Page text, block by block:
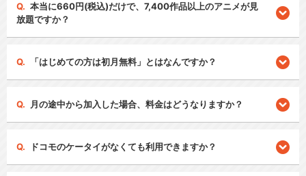
本当に660円(税込)だけで、7,400作品以上のアニメが見
放題ですか？
「はじめての方は初月無料」とはなんですか？
月の途中から加入した場合、料金はどうなりますか？
ドコモのケータイがなくても利用できますか？